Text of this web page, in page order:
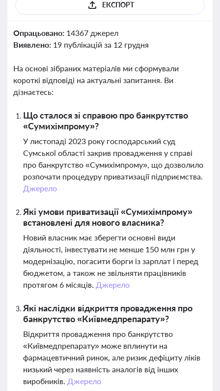
ЕКСПОРТ
Опрацьовано: 14367 джерел
Виявлено: 19 публікацій за 12 грудня
На основі зібраних матеріалів ми сформували
короткі відповіді на актуальні запитання. Ви
дізнаєтесь:
Що сталося зі справою про банкрутство
«Сумихімпрому»?
У листопаді 2023 року господарський суд
Сумської області закрив провадження у справі
про банкрутство «Сумихімпрому», що дозволило
розпочати процедуру приватизації підприємства.
Джерело
Які умови приватизації «Сумихімпрому»
встановлені для нового власника?
Новий власник має зберегти основні види
діяльності, інвестувати не менше 150 млн грн у
модернізацію, погасити борги із зарплат і перед
бюджетом, а також не звільняти працівників
протягом 6 місяців. Джерело
Які наслідки відкриття провадження про
банкрутство «Київмедпрепарату»?
Відкриття провадження про банкрутство
«Київмедпрепарату» може вплинути на
фармацевтичний ринок, але ризик дефіциту ліків
низький через наявність аналогів від інших
виробників. Джерело